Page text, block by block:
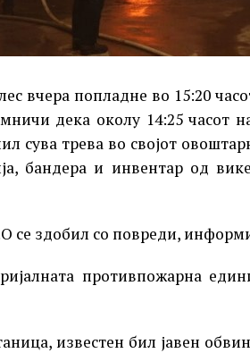
вчера попладне во 15:20
дека околу 14:25 часот
сува трева во својот
бандера и инвентар од
се здобил со повреди,
противпожарна
известен бил јавен